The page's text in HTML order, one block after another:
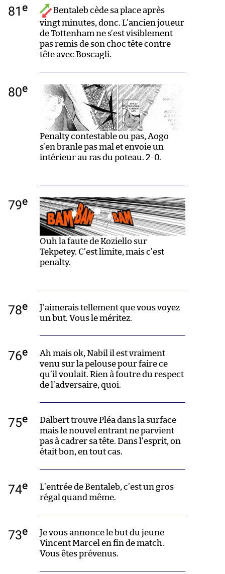
81 e
Bentaleb cède sa place après
vingt minutes, donc. L’ancien joueur
de Tottenham ne s’est visiblement
pas remis de son choc tête contre
tête avec Boscagli.
80e
Penalty contestable ou pas, Aogo
s’en branle pas mal et envoie un
intérieur au ras du poteau. 2-0.
79e
Ouh la faute de Koziello sur
Tekpetey. C’est limite, mais c’est
penalty.
78e
J’aimerais tellement que vous voyez
un but. Vous le méritez.
76e
Ah mais ok, Nabil il est vraiment
venu sur la pelouse pour faire ce
qu’il voulait. Rien à foutre du respect
de l’adversaire, quoi.
75e
Dalbert trouve Pléa dans la surface
mais le nouvel entrant ne parvient
pas à cadrer sa tête. Dans l’esprit, on
était bon, en tout cas.
74e
L’entrée de Bentaleb, c’est un gros
régal quand même.
73e
Je vous annonce le but du jeune
Vincent Marcel en fin de match.
Vous êtes prévenus.